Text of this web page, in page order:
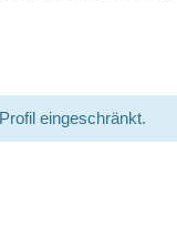
eingeschränkt.